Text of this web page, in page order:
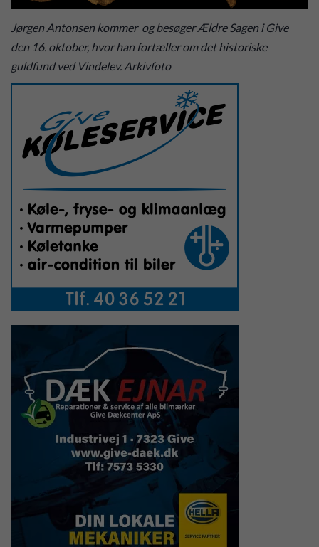
Jørgen Antonsen kommer og besøger Ældre Sagen i Give
den 16. oktober, hvor han fortæller om det historiske
guldfund ved Vindelev. Arkivfoto